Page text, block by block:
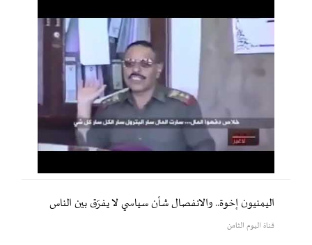
اليمنيون إخوة.. والانفصال شأن سياسي لا يفرّق بين الناس
قناة اليوم الثامن